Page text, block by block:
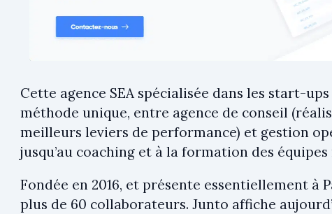
Cette agence SEA spécialisée dans les start-
méthode unique, entre agence de conseil
meilleurs leviers de performance) et gestion
jusqu’au coaching et à la formation des
Fondée en 2016, et présente essentiellement à
plus de 60 collaborateurs. Junto affiche